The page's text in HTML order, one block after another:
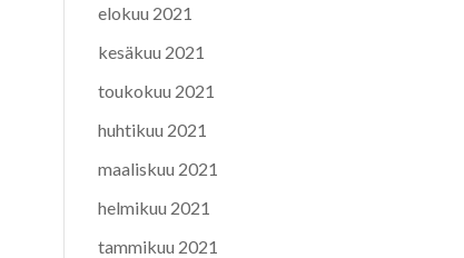
elokuu 2021
kesäkuu 2021
toukokuu 2021
huhtikuu 2021
maaliskuu 2021
helmikuu 2021
tammikuu 2021